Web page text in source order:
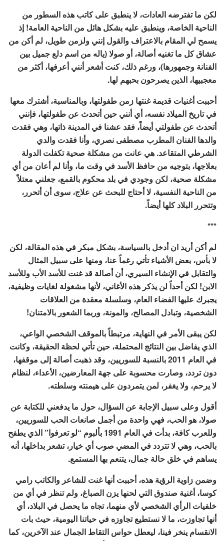
لكن ما تفترضه العادات، لا ينطبق على كاتب هذه السطور من
الناحية الخاصة، وينطبق عليه بشكل هائل من الناحية العامة! إذ
يسمح لي المقام بالاعتراف والقول إنني ولزمن طويل، لم أكن من
عشاق كل ما تغنيه أصالة، أو صولا (ياله من اسم دلع جميل بين
الفنانة وجمهورها)، ورغم ذلك، كنت أشعر أنني أعرفها، أكثر من
معجبيها، الذين يصرحون بحبهم لها.
أحببت أغنيات قديمة غنتها زمن طفولتها، وبالمناسبة، أشترك معها
في تاريخ الميلاد نفسه، أي أنني حين أتحدث عن طفولتها، فإنني
أتحدث عن طفولتي أيضاً، فقد عشنا في المدينة ذاتها، وهي فقدت
والدها الفنان المطرب مصطفى نصري، وأنا فقدت والدي
الشرطي المتقاعد. هي عانت من مشكلة صحية تكفلت الدولة
بعلاجها، بتوجيه من حافظ الأسد في وقت ما، وأنا لم أعان من أي
مشكلة صحية، لكن وجودي في بلد محكوم بالقمع، جعلني معتلاً
من الناحية النفسية، لا أحتاج للبحث عن علاج، سوى أن أتحرر،
وتتحرر البلاد كلها أيضاً.
***
لم أكن أريد ان أدخل بالسياسة، بشكل مبكر في هذه المقالة، لكن
لا بأس، بعض الأشياء تأتي رغماً عنا، ومنها على سبيل المثال
والتقابل في الإنشاء السيري، أن أصالة قد غنت للأسد الأب وللأسد
الابن! لكن أحداً لن يذكر هذه الأغاني، لأنها مشغولة لغايات وظيفية،
يجبرك عليها الفضاء العام، وسلسلة معقدة من العلاقات
الشخصية، وتبادل المصالح، والمونة، وربما الشعور بالامتنان!
لكن يبقى الأمر في النهاية، مرتبطاً بالموقف الشخصي الواعي،
الذي يفاضل بين النتائج المحتملة، حين تأتي لحظة الحقيقة، وكانت
في العام 2011 بالنسبة للسوريين، وقد ذهبت أصالة إلى موقفها،
دون تردد، وصارت محسوبة على جهة المعارضين، الأعداء، لنظام
لا يرحم، ولا يغفر، لمن يتمردون على هيمنته وسلطته.
أقول وعلى سبيل الإجابة عن السؤال، حول ما يدفعني للكتابة عن
صولا، هو الحب، فهي واحدة من أجمل صانعات الحب للسوريين،
وللعرب كافة، بدأت في العام 1991 بألبوم “لو تعرفوا” الذي يطفح
بالحب، وهي لا تتردد في المضي صوب أي خيار، تشعر بداخلها، أنه
يساهم في خلق حالة جمال، يتنعم بها المستمع.
وضمن زاوية الرؤية هذه، أحببت أنها غنت للشاعر والكاتب رامي
كوسا، أغنية صندوق التي لحنها يزن الصباغ، ولم تنظر في أي من
خلفيات الرأي الشخصي لأي منهما، تجاه ما يحصل في البلاد، أي
أنها تجاوزت، ما لا نستطيع تجاوزه في حياتنا اليومية، حيث بات
الانقسام ينخر فينا، ليعطل حواس التقاط الجمال عند الآخرين، كما